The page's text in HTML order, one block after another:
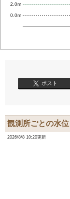
0.0m
2.0m
ポスト
観測所ごとの水位
2026/8/8 10:20更新